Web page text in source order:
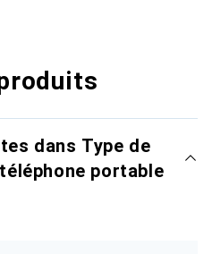
dans Type de
portable